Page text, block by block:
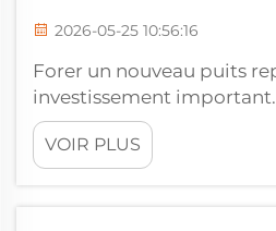
2026-05-25 10:56:16
Forer un nouveau puits
investissement important.
du temps, de l’argent et
La dernière chose que
mener à bien l’ensemble
VOIR PLUS